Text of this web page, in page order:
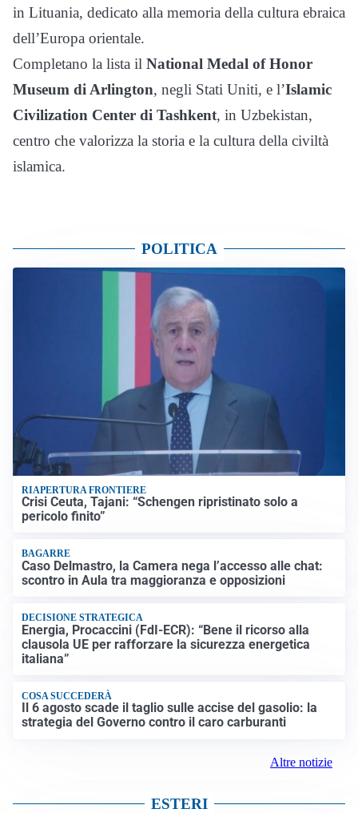
in Lituania, dedicato alla memoria della cultura ebraica
dell’Europa orientale.
Completano la lista il National Medal of Honor
Museum di Arlington, negli Stati Uniti, e l’Islamic
Civilization Center di Tashkent, in Uzbekistan,
centro che valorizza la storia e la cultura della civiltà
islamica.
POLITICA
RIAPERTURA FRONTIERE
Crisi Ceuta, Tajani: “Schengen ripristinato solo a
pericolo finito”
BAGARRE
Caso Delmastro, la Camera nega l’accesso alle chat:
scontro in Aula tra maggioranza e opposizioni
DECISIONE STRATEGICA
Energia, Procaccini (FdI-ECR): “Bene il ricorso alla
clausola UE per rafforzare la sicurezza energetica
italiana”
COSA SUCCEDERÀ
Il 6 agosto scade il taglio sulle accise del gasolio: la
strategia del Governo contro il caro carburanti
Altre notizie
ESTERI